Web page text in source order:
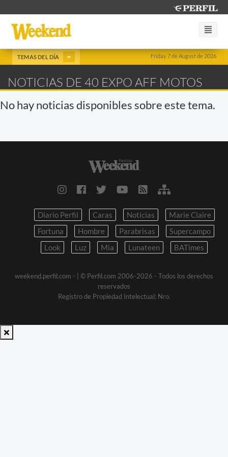
Friday 7 de August de 2026
TEMAS DEL DÍA
NOTICIAS DE 40 EXPO AFF MOTOS
No hay noticias disponibles sobre este tema.
Diario Perfil Caras Noticias
Marie Claire
Fortuna
Hombre Parabrisas
Supercampo
Look
Luz Mia Lunateen BATimes
weekend.perfil.com -
| © Perfil.com 2006-2026 - Todos los derechos
reservados
Registro de Propiedad Intelectual: Nro.